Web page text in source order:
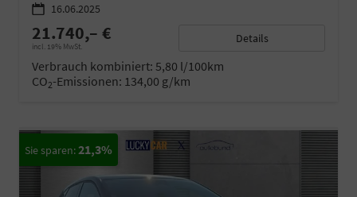
16.06.2025
21.740,– €
incl. 19% MwSt.
Details
Verbrauch kombiniert: 5,80 l/100km
CO2-Emissionen: 134,00 g/km
21,3%